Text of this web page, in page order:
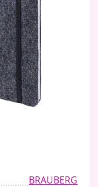
BRAUBERG